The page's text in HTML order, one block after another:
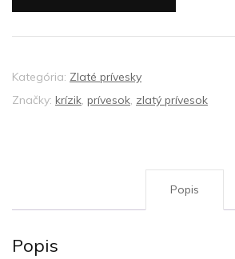
Kategória: Zlaté prívesky
Značky: krízik, prívesok, zlatý prívesok
Popis
Popis